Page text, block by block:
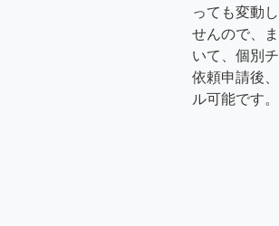
っても変動
せんので、
いて、個別
依頼申請後
ル可能です。